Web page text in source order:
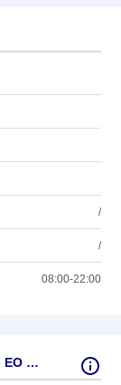
/
/
08:00-22:00
Fundamentale Kennzahlen RIBER S.A. INH. EO -,16